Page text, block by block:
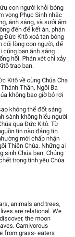
con người khỏi bóng
vọng Phục Sinh nhắc
ánh sáng, và sưởi ấm
đến để kết án, phán
Đức Kitô xoá tan bóng
cõi lòng con người, để
cũng ban ánh sáng
hối. Phán xét chỉ xảy
trao ban.
Kitô về cùng Chúa Cha
Thần, Ngôi Ba
không bao giờ bỏ rơi
không thể đốt sáng
sành không hiểu người
qua Đức Kitô. Từ
tin nào đáng tin
mới chấp nhận
Thiên Chúa. Những ai
sinh Chúa ban. Chúng
trong tình yêu Chúa.
animals and trees,
are relational. We
the moon
Carnivorous
from grass- eaters